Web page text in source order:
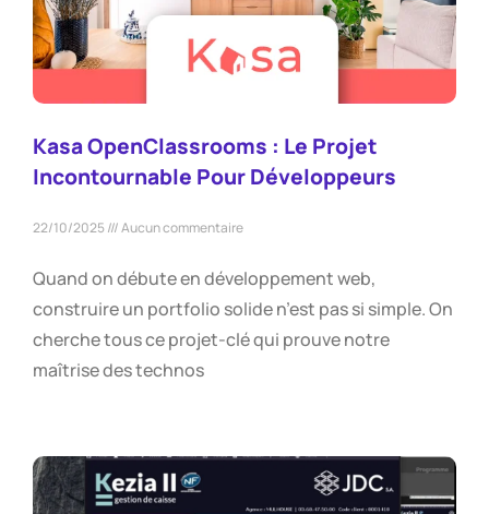
Kasa OpenClassrooms : Le Projet
Incontournable Pour Développeurs
22/10/2025 Aucun commentaire
Quand on débute en développement web,
construire un portfolio solide n’est pas si simple. On
cherche tous ce projet-clé qui prouve notre
maîtrise des technos